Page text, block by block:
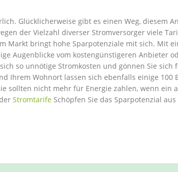
Glücklicherweise gibt es einen Weg, diesem
der Vielzahl diverser Stromversorger viele
Markt bringt hohe Sparpotenziale mit sich. Mit
Augenblicke vom kostengünstigeren Anbieter
so unnötige Stromkosten und gönnen Sie sich
Ihrem Wohnort lassen sich ebenfalls einige 100
sollten nicht mehr für Energie zahlen, wenn ein
Stromtarife Schöpfen Sie das Sparpotenzial aus